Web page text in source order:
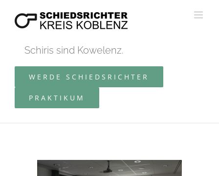
Inhalt
Schiris sind Kowelenz.
WERDE SCHIEDSRICHTER
PRAKTIKUM
Zeige